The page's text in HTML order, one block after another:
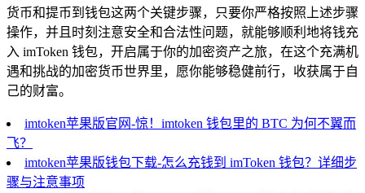
货币和提币到钱包这两个关键步骤，只要你严格按照上述步骤
操作，并且时刻注意安全和合法性问题，就能够顺利地将钱充
入 imToken 钱包，开启属于你的加密资产之旅，在这个充满机
遇和挑战的加密货币世界里，愿你能够稳健前行，收获属于自
己的财富。
imtoken苹果版官网-惊！imtoken 钱包里的 BTC 为何不翼而
飞？
imtoken苹果版钱包下载-怎么充钱到 imToken 钱包？详细步
骤与注意事项